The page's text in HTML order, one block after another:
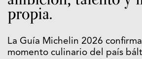
propia.
La Guía Michelin 2026
momento culinario del país